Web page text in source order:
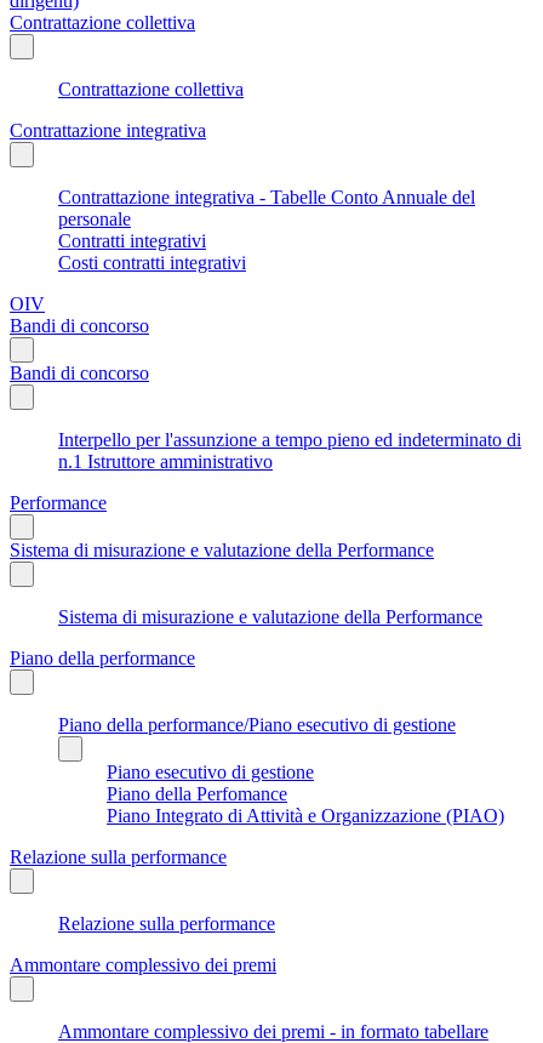
Contrattazione collettiva
Contrattazione collettiva
Contrattazione integrativa
Contrattazione integrativa - Tabelle Conto Annuale del
personale
Contratti integrativi
Costi contratti integrativi
OIV
Bandi di concorso
Bandi di concorso
Interpello per l'assunzione a tempo pieno ed indeterminato di
n.1 Istruttore amministrativo
Performance
Sistema di misurazione e valutazione della Performance
Sistema di misurazione e valutazione della Performance
Piano della performance
Piano della performance/Piano esecutivo di gestione
Piano esecutivo di gestione
Piano della Perfomance
Piano Integrato di Attività e Organizzazione (PIAO)
Relazione sulla performance
Relazione sulla performance
Ammontare complessivo dei premi
Ammontare complessivo dei premi - in formato tabellare